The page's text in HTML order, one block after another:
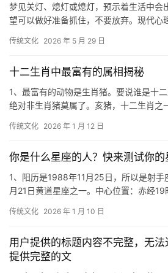
梦见关灯、熄灯或熄灯，预示着生活中会
望可以做好准备抓住，不要放弃。现代心
传统文化 2026 年 5 月 29 日
十二生肖中最富有的属相揭秘
1、最富有的动物是生肖猪。要说谁是十
绝对非生肖猪莫属了。亥猪，十二生肖之
传统文化 2026 年 1 月 12 日
你是什么星座的人？快来测试你的
1、阳历是1988年11月25日，所以是射
月21日黄道星座之一。中心位置：赤经
传统文化 2026 年 1 月 10 日
用户提供的标题内容不完整，无
提供完整的文